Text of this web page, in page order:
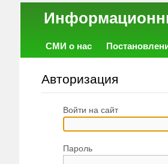
СМИ о нас
Авторизация
Войти на сайт
Пароль